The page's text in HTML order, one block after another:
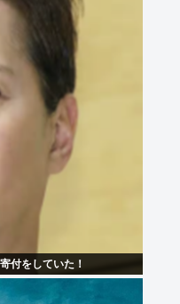
付をしていた！